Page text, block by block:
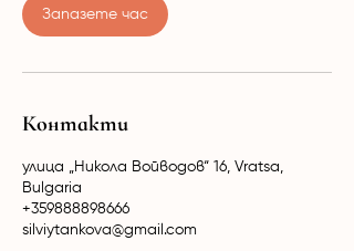
Запазете час
Контакти
улица „Никола Войводов“ 16, Vratsa,
Bulgaria
+359888898666
silviytankova@gmail.com